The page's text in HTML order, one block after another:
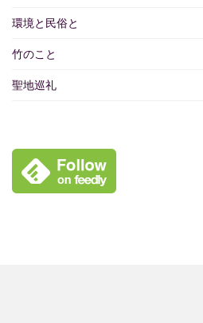
環境と民俗と
竹のこと
聖地巡礼